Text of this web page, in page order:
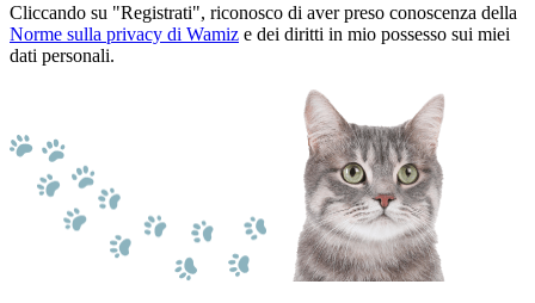
Cliccando su "Registrati", riconosco di aver preso conoscenza della
Norme sulla privacy di Wamiz e dei diritti in mio possesso sui miei
dati personali.